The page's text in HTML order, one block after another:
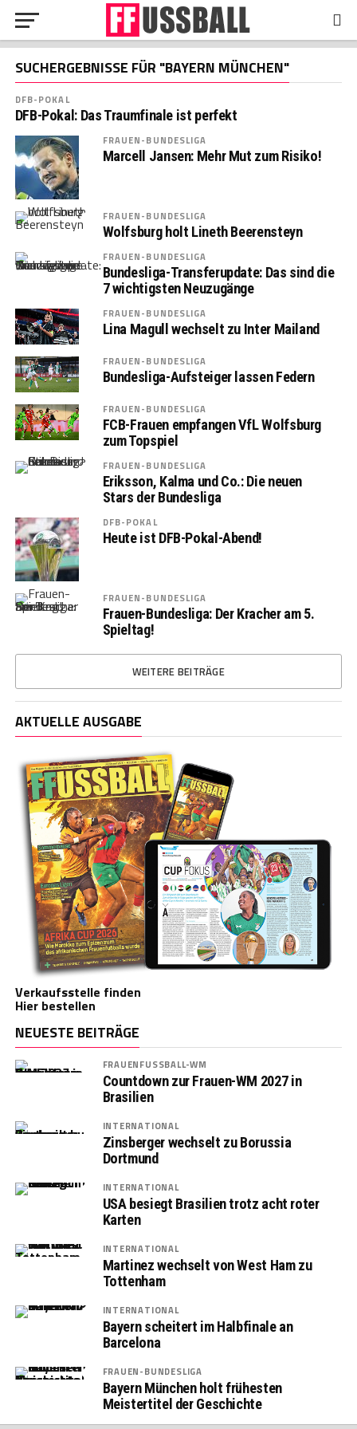
SUCHERGEBNISSE FÜR "BAYERN MÜNCHEN"
DFB-POKAL
DFB-Pokal: Das Traumfinale ist perfekt
FRAUEN-BUNDESLIGA
Marcell Jansen: Mehr Mut zum Risiko!
FRAUEN-BUNDESLIGA
Wolfsburg holt Lineth Beerensteyn
FRAUEN-BUNDESLIGA
Bundesliga-Transferupdate: Das sind die
7 wichtigsten Neuzugänge
FRAUEN-BUNDESLIGA
Lina Magull wechselt zu Inter Mailand
FRAUEN-BUNDESLIGA
Bundesliga-Aufsteiger lassen Federn
FRAUEN-BUNDESLIGA
FCB-Frauen empfangen VfL Wolfsburg
zum Topspiel
FRAUEN-BUNDESLIGA
Eriksson, Kalma und Co.: Die neuen
Stars der Bundesliga
DFB-POKAL
Heute ist DFB-Pokal-Abend!
FRAUEN-BUNDESLIGA
Frauen-Bundesliga: Der Kracher am 5.
Spieltag!
WEITERE BEITRÄGE
AKTUELLE AUSGABE
Verkaufsstelle finden
Hier bestellen
NEUESTE BEITRÄGE
FRAUENFUSSBALL-WM
Countdown zur Frauen-WM 2027 in
Brasilien
INTERNATIONAL
Zinsberger wechselt zu Borussia
Dortmund
INTERNATIONAL
USA besiegt Brasilien trotz acht roter
Karten
INTERNATIONAL
Martinez wechselt von West Ham zu
Tottenham
INTERNATIONAL
Bayern scheitert im Halbfinale an
Barcelona
FRAUEN-BUNDESLIGA
Bayern München holt frühesten
Meistertitel der Geschichte